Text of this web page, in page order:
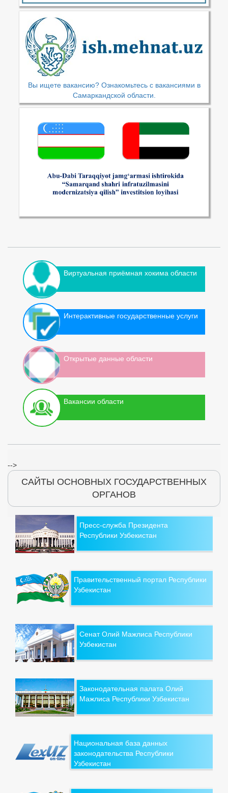
Вы ищете вакансию? Ознакомьтесь с вакансиями в
Самаркандской области.
Виртуальная приёмная хокима области
Интерактивные государственные услуги
Открытые данные области
Вакансии области
-->
САЙТЫ ОСНОВНЫХ ГОСУДАРСТВЕННЫХ
ОРГАНОВ
Пресс-служба Президента
Республики Узбекистан
Правительственный портал Республики
Узбекистан
Сенат Олий Мажлиса Республики
Узбекистан
Законодательная палата Олий
Мажлиса Республики Узбекистан
Национальная база данных
законодательства Республики
Узбекистан